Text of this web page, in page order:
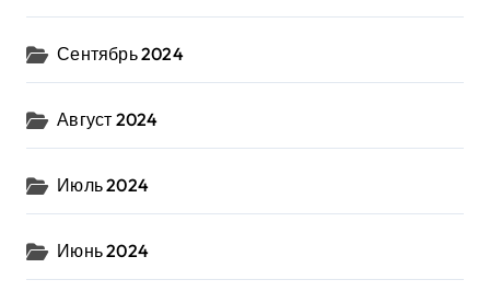
Сентябрь 2024
Август 2024
Июль 2024
Июнь 2024